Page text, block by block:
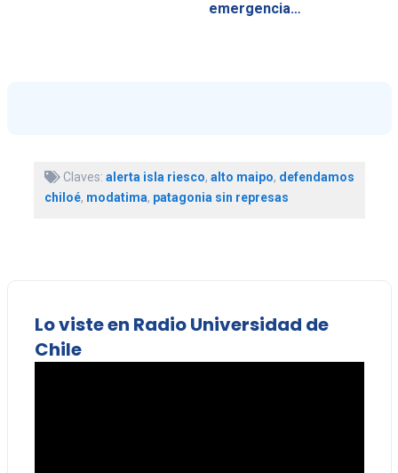
emergencia…
Claves: alerta isla riesco, alto maipo, defendamos
chiloé, modatima, patagonia sin represas
Lo viste en Radio Universidad de
Chile